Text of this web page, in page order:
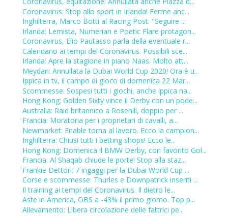
Coronavirus: Stop allo sport in Irlanda! Ferme anc...
Inghilterra, Marco Botti al Racing Post: "Seguire ...
Irlanda: Lemista, Numerian e Poetic Flare protagon...
Coronavirus, Elio Pautasso parla della eventuale r...
Calendario ai tempi del Coronavirus. Possibili sce...
Irlanda: Apre la stagione in piano Naas. Molto att...
Meydan: Annullata la Dubai World Cup 2020! Ora è u...
Ippica in tv, il campo di gioco di domenica 22 Mar...
Scommesse: Sospesi tutti i giochi, anche ippica na...
Hong Kong: Golden Sixty vince il Derby con un pode...
Australia: Raid britannico a Rosehill, doppio per ...
Francia: Moratoria per i proprietari di cavalli, a...
Newmarket: Enable torna al lavoro. Ecco la campion...
Inghilterra: Chiusi tutti i betting shops! Ecco le...
Hong Kong: Domenica il BMW Derby, con favorito Gol...
Francia: Al Shaqab chiude le porte! Stop alla staz...
Frankie Dettori: 7 ingaggi per la Dubai World Cup ...
Corse e scommesse: Thurles e Downpatrick inseriti ...
Il training ai tempi del Coronavirus. Il dietro le...
Aste in America, OBS a -43% il primo giorno. Top p...
Allevamento: Libera circolazione delle fattrici pe...